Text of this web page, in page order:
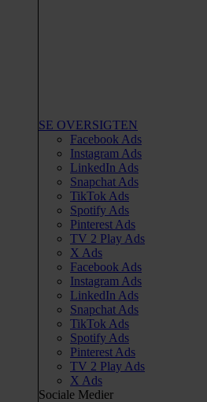
SE OVERSIGTEN
Facebook Ads
Instagram Ads
LinkedIn Ads
Snapchat Ads
TikTok Ads
Spotify Ads
Pinterest Ads
TV 2 Play Ads
X Ads
Facebook Ads
Instagram Ads
LinkedIn Ads
Snapchat Ads
TikTok Ads
Spotify Ads
Pinterest Ads
TV 2 Play Ads
X Ads
Sociale Medier